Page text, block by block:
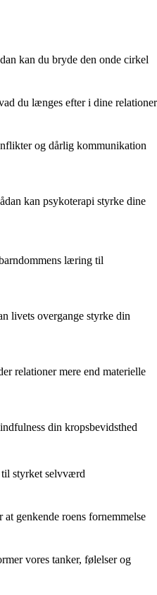
kan du bryde den onde cirkel
du længes efter i dine relationer
og dårlig kommunikation
kan psykoterapi styrke dine
læring til
livets overgange styrke din
relationer mere end materielle
din kropsbevidsthed
til styrket selvværd
genkende roens fornemmelse
vores tanker, følelser og